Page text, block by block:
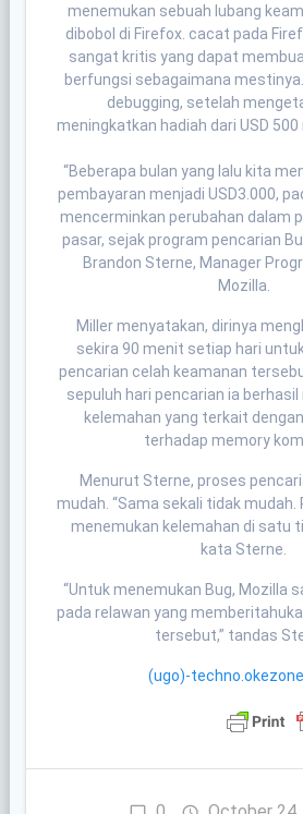
menemukan sebuah lubang
dibobol di Firefox. cacat pada
sangat kritis yang dapat
berfungsi sebagaimana
debugging, setelah
meningkatkan hadiah dari USD 500
“Beberapa bulan yang lalu kita
pembayaran menjadi USD3.000,
mencerminkan perubahan dalam
pasar, sejak program pencarian
Brandon Sterne, Manager
Mozilla.
Miller menyatakan, dirinya
sekira 90 menit setiap hari
pencarian celah keamanan
sepuluh hari pencarian ia
kelemahan yang terkait
terhadap memory
Menurut Sterne, proses
mudah. “Sama sekali tidak mudah.
menemukan kelemahan di satu
kata Sterne.
“Untuk menemukan Bug, Mozilla
pada relawan yang
tersebut,” tandas
(ugo)-